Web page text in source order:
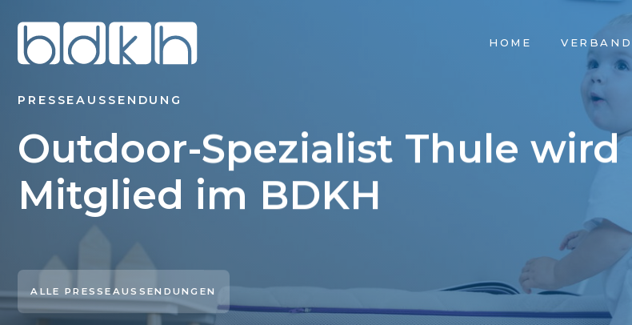
NAVIGATION
ÜBERSPRINGEN
HOME VERBAND
PRESSEAUSSENDUNG
Outdoor-Spezialist Thule wird
Mitglied im BDKH
ALLE PRESSEAUSSENDUNGEN